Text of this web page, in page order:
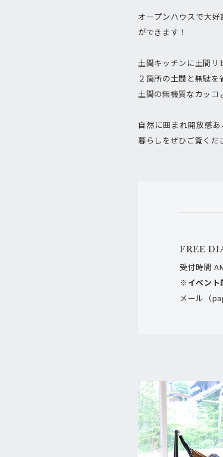
オープンハウスで大
ができます！
土間キッチンに土間リ
２箇所の土間と無駄を
土間の無機質なカッコ
自然に囲まれ開放感
暮らしをぜひご覧くだ
FREE
受付時間
※イベント
メール（